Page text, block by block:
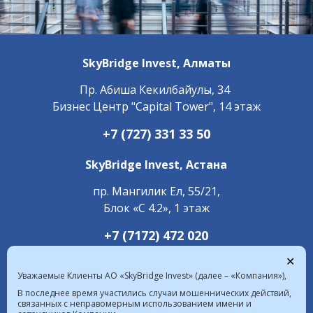
SkyBridge Invest, Алматы
Пр. ​Абиша Кекилбайулы, 34
Бизнес Центр "Capital Tower", 14 этаж
+7 (727) 331 33 50
SkyBridge Invest,Астана
пр. Мангилик Ел, 55/21,
Блок «С 4.2», 1 этаж
+7 (7172) 472 020
✕
Уважаемые Клиенты АО «SkyBridge Invest» (далее – «Компания»),
В последнее время участились случаи мошеннических действий,
связанных с неправомерным использованием имени и